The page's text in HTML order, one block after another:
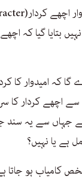
بتایا گیا کہ
کہ امیدوار کا
اچھے کردار کا
ہے جہاں سے یہ سند
ہے یا نہیں؟
کامیاب ہو جاتا